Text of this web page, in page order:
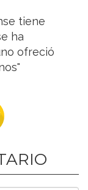
tiene
ha
ofreció